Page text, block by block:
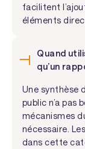
facilitent
éléments
Quand
qu’un
Une synthèse
public n’a pas
mécanismes
nécessaire.
dans cette